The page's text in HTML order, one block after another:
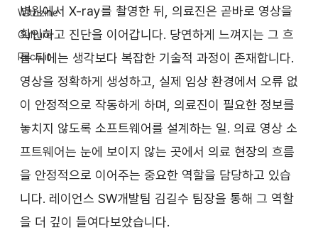
Withzine
Culture
Recruit
병원에서 X-ray를 촬영한 뒤, 의료진은 곧바로 영상을
확인하고 진단을 이어갑니다. 당연하게 느껴지는 그 흐
름 뒤에는 생각보다 복잡한 기술적 과정이 존재합니다.
영상을 정확하게 생성하고, 실제 임상 환경에서 오류 없
이 안정적으로 작동하게 하며, 의료진이 필요한 정보를
놓치지 않도록 소프트웨어를 설계하는 일. 의료 영상 소
프트웨어는 눈에 보이지 않는 곳에서 의료 현장의 흐름
을 안정적으로 이어주는 중요한 역할을 담당하고 있습
니다. 레이언스 SW개발팀 김길수 팀장을 통해 그 역할
을 더 깊이 들여다보았습니다.